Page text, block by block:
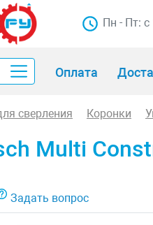
Пн - Пт:
Оплата
сверления Коронки
Multi
Задать вопрос